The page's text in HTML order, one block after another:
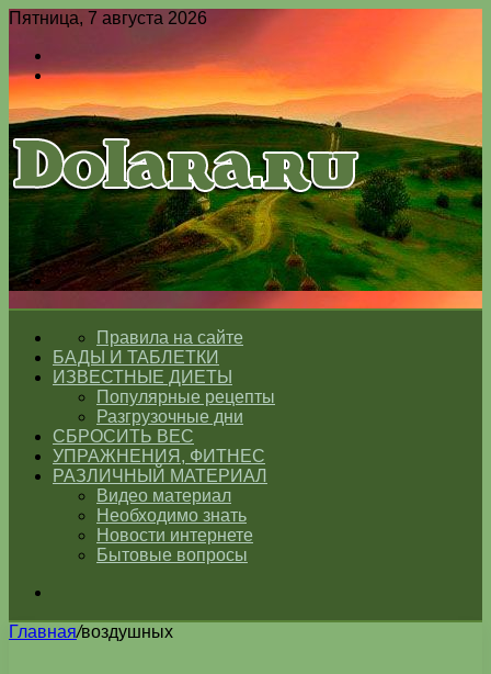
Пятница, 7 августа 2026
Switch
skin
Меню
Switch
ГЛАВНАЯПравила на сайте
БАДЫ И ТАБЛЕТКИ
ИЗВЕСТНЫЕ ДИЕТЫ
Популярные рецепты
Разгрузочные дни
СБРОСИТЬ ВЕС
УПРАЖНЕНИЯ, ФИТНЕС
РАЗЛИЧНЫЙ МАТЕРИАЛ
Видео материал
Необходимо знать
Новости интернете
Бытовые вопросы
Главная/воздушных